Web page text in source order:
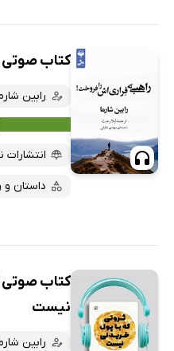
کتاب صوتی
رابین
داستان و
کتاب صوتی
نیست
رابین